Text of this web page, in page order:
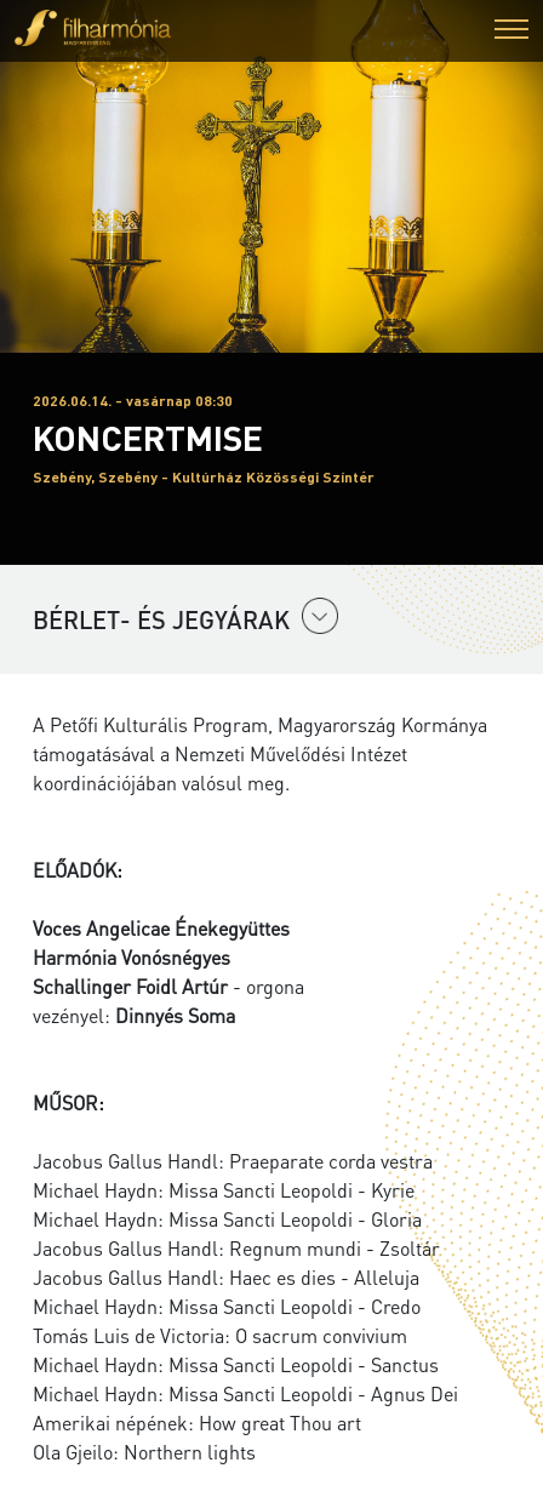
2026.06.14. - vasárnap 08:30
KONCERTMISE
Szebény, Szebény - Kultúrház Közösségi Színtér
BÉRLET- ÉS JEGYÁRAK
A Petőfi Kulturális Program, Magyarország Kormánya
támogatásával a Nemzeti Művelődési Intézet
koordinációjában valósul meg.
ELŐADÓK:
Voces Angelicae Énekegyüttes
Harmónia Vonósnégyes
Schallinger Foidl Artúr- orgona
vezényel: Dinnyés Soma
MŰSOR:
Jacobus Gallus Handl: Praeparate corda vestra
Michael Haydn: Missa Sancti Leopoldi - Kyrie
Michael Haydn: Missa Sancti Leopoldi - Gloria
Jacobus Gallus Handl: Regnum mundi - Zsoltár
Jacobus Gallus Handl: Haec es dies - Alleluja
Michael Haydn: Missa Sancti Leopoldi - Credo
Tomás Luis de Victoria: O sacrum convivium
Michael Haydn: Missa Sancti Leopoldi - Sanctus
Michael Haydn: Missa Sancti Leopoldi - Agnus Dei
Amerikai népének: How great Thou art
Ola Gjeilo: Northern lights